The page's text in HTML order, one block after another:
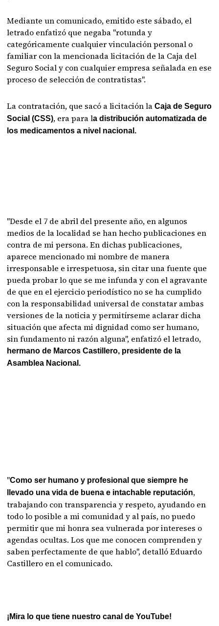
Mediante un comunicado, emitido este sábado, el
letrado enfatizó que negaba "rotunda y
categóricamente cualquier vinculación personal o
familiar con la mencionada licitación de la Caja del
Seguro Social y con cualquier empresa señalada en ese
proceso de selección de contratistas".
La contratación, que sacó a licitación laCaja de Seguro
Social (CSS), era para la distribución automatizada de
los medicamentos a nivel nacional.
"Desde el 7 de abril del presente año, en algunos
medios de la localidad se han hecho publicaciones en
contra de mi persona. En dichas publicaciones,
aparece mencionado mi nombre de manera
irresponsable e irrespetuosa, sin citar una fuente que
pueda probar lo que se me infunda y con el agravante
de que en el ejercicio periodístico no se ha cumplido
con la responsabilidad universal de constatar ambas
versiones de la noticia y permitírseme aclarar dicha
situación que afecta mi dignidad como ser humano,
sin fundamento ni razón alguna", enfatizó el letrado,
hermano de Marcos Castillero, presidente de la
Asamblea Nacional.
"Como ser humano y profesional que siempre he
llevado una vida de buena e intachable reputación,
trabajando con transparencia y respeto, ayudando en
todo lo posible a mi comunidad y al país, no puedo
permitir que mi honra sea vulnerada por intereses o
agendas ocultas. Los que me conocen comprenden y
saben perfectamente de que hablo", detalló Eduardo
Castillero en el comunicado.
¡Mira lo que tiene nuestro canal de YouTube!